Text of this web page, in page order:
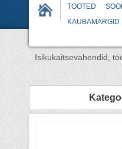
TOOTED
KAUBAMÄRGID
Isikukaitsevahendid,